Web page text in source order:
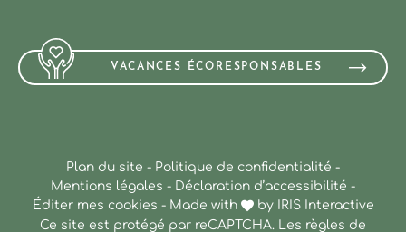
VACANCES ÉCORESPONSABLES
Plan du site - Politique de confidentialité -
Mentions légales - Déclaration d’accessibilité -
Éditer mes cookies - Made with by
IRIS Interactive
Ce site est protégé par reCAPTCHA. Les règles de